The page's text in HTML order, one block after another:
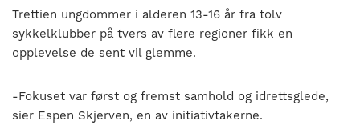
Trettien ungdommer i alderen 13-16 år fra tolv
sykkelklubber på tvers av flere regioner fikk en
opplevelse de sent vil glemme.
-Fokuset var først og fremst samhold og idrettsglede,
sier Espen Skjerven, en av initiativtakerne.